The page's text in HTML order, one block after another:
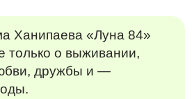
Ханипаева «Луна 84»
только о выживании,
дружбы и —